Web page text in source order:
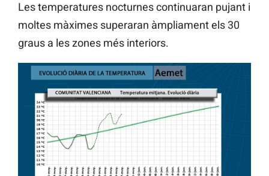
Les temperatures nocturnes continuaran pujant i
moltes màximes superaran àmpliament els 30
graus a les zones més interiors.